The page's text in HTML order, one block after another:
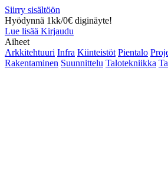
Siirry sisältöön
Hyödynnä 1kk/0€ diginäyte!
Lue lisää Kirjaudu
Aiheet
Arkkitehtuuri Infra Kiinteistöt Pientalo
Rakentaminen Suunnittelu Talotekniikka